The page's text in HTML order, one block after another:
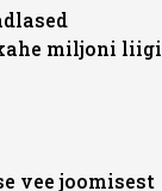
miljoni liigi
vee joomisest